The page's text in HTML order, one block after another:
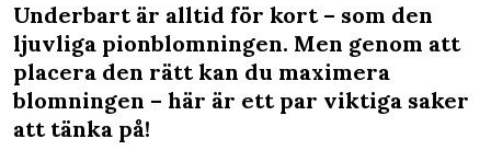
Underbart är alltid för kort – som den
ljuvliga pionblomningen. Men genom att
placera den rätt kan du maximera
blomningen – här är ett par viktiga saker
att tänka på!